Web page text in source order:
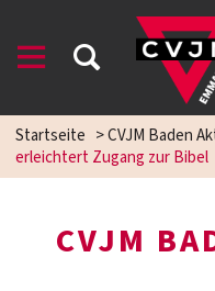
Startseite >CVJM Baden
erleichtert Zugang zur Bibel
CVJM